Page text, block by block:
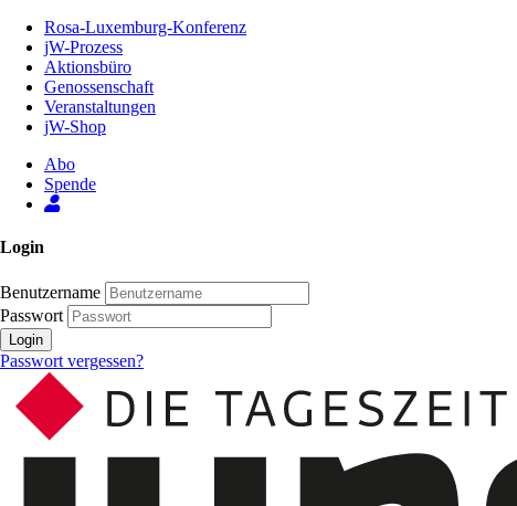
Inhalt
Seite
Rosa-Luxemburg-Konferenz
jW-Prozess
Aktionsbüro
Genossenschaft
Veranstaltungen
jW-Shop
Abo
Spende
Login
Benutzername
Passwort
Login
Passwort vergessen?